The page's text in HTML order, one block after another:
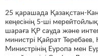
25 қарашада Қазақстан-
кеңесінің 5-ші
шараға ҚР сауда және
министрі Қайрат
Министрінің Еуропа мен